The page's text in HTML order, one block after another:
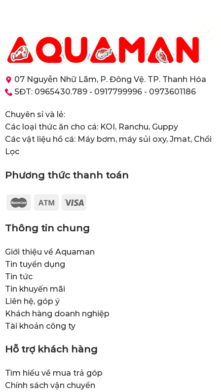
07 Nguyễn Nhữ Lãm, P. Đông Vệ. TP. Thanh Hóa
SĐT: 0965430.789 - 0917799996 - 0973601186
Chuyên sỉ và lẻ:
Các loại thức ăn cho cá: KOI, Ranchu, Guppy
Các vật liệu hồ cá: Máy bơm, máy sủi oxy, Jmat, Chổi
Lọc
Phương thức thanh toán
Thông tin chung
Giới thiệu về Aquaman
Tin tuyển dụng
Tin tức
Tin khuyến mãi
Liên hệ, góp ý
Khách hàng doanh nghiệp
Tài khoản công ty
Hỗ trợ khách hàng
Tìm hiểu về mua trả góp
Chính sách vận chuyển